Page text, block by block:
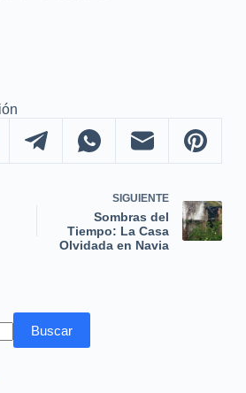
SIGUIENTE
Sombras del
Tiempo: La Casa
Olvidada en Navia
Buscar